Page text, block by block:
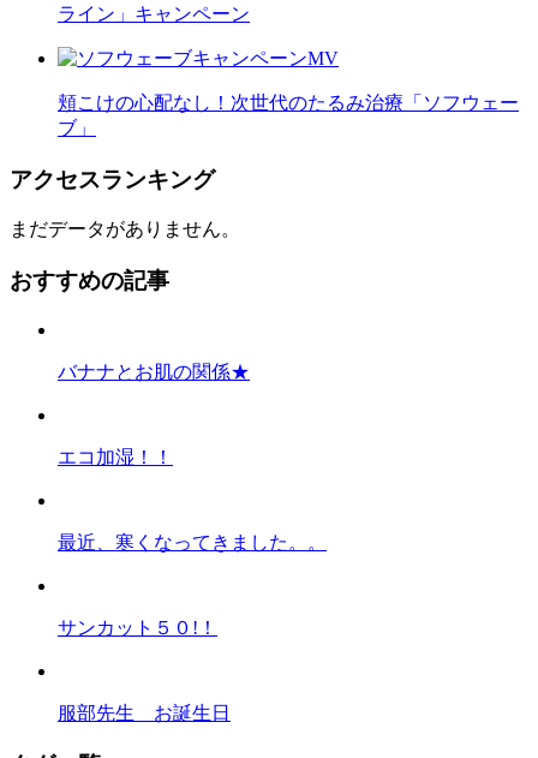
ライン」キャンペーン
頬こけの心配なし！次世代のたるみ治療「ソフウェー
ブ」
アクセスランキング
まだデータがありません。
おすすめの記事
バナナとお肌の関係★
エコ加湿！！
最近、寒くなってきました。。
サンカット５０!！
服部先生 お誕生日